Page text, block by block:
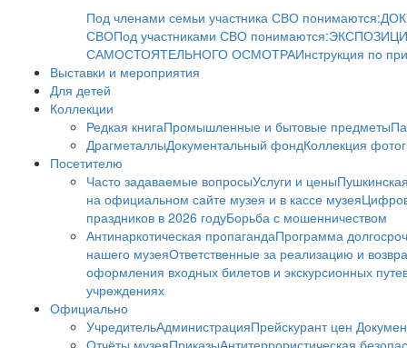
Под членами семьи участника СВО понимаются:
СВОПод участниками СВО понимаются:
САМОСТОЯТЕЛЬНОГО ОСМОТРАИнструкция по
Выставки и мероприятия
Для детей
Коллекции
Редкая книгаПромышленные и бытовые предметы
ДрагметаллыДокументальный фондКоллекция
Посетителю
Часто задаваемые вопросыУслуги и цены
на официальном сайте музея и в кассе музея
праздников в 2026 годуБорьба с мошенничеством
Антинаркотическая пропагандаПрограмма
нашего музеяОтветственные за реализацию и
оформления входных билетов и экскурсионных
учреждениях
Официально
УчредительАдминистрацияПрейскурант цен
Отчёты музеяПриказыАнтитеррористическая